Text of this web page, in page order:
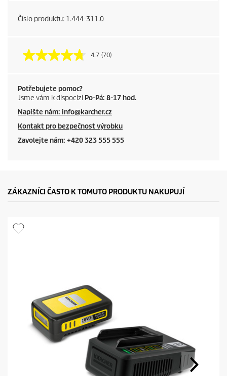
Číslo produktu: 1.444-311.0
4.7 (70)
Potřebujete pomoc?
Jsme vám k dispocizi Po-Pá: 8-17 hod.
Napište nám: info@karcher.cz
Kontakt pro bezpečnost výrobku
Zavolejte nám: +420 323 555 555
ZÁKAZNÍCI ČASTO K TOMUTO PRODUKTU NAKUPUJÍ